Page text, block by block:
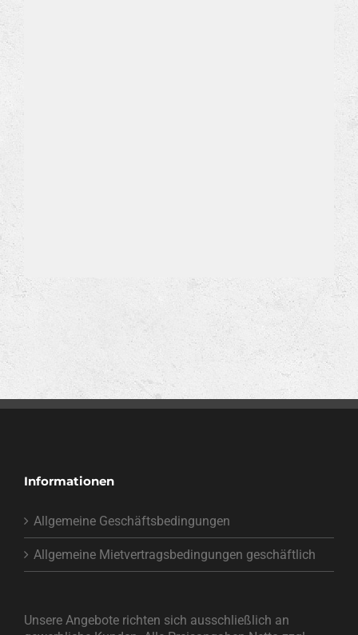
Informationen
Allgemeine Geschäftsbedingungen
Allgemeine Mietvertragsbedingungen geschäftlich
Unsere Angebote richten sich ausschließlich an